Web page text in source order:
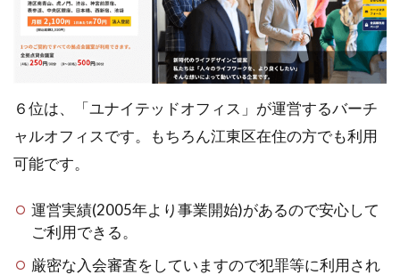
６位は、「ユナイテッドオフィス」が運営するバーチ
ャルオフィスです。もちろん江東区在住の方でも利用
可能です。
運営実績(2005年より事業開始)があるので安心して
ご利用できる。
厳密な入会審査をしていますので犯罪等に利用され